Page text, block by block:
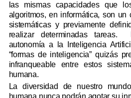
las mismas capacidades que
algoritmos, en informática, son un
sistemáticas y previamente
realizar determinadas tareas.
autonomía a la Inteligencia
“formas de inteligencia” quizás
infranqueable entre estos
humana.
La diversidad de nuestro